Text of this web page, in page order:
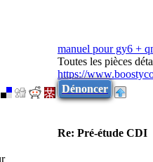
manuel pour gy6 +
Toutes les pièces
https://
Dénoncer
Re: Pré-étude CDI